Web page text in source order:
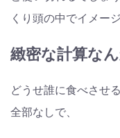
くり頭の中でイメー
緻密な計算なん
どうせ誰に食べさせ
全部なしで、